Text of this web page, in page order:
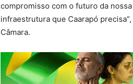
compromisso com o futuro da
infraestrutura que Caarapó
Câmara.